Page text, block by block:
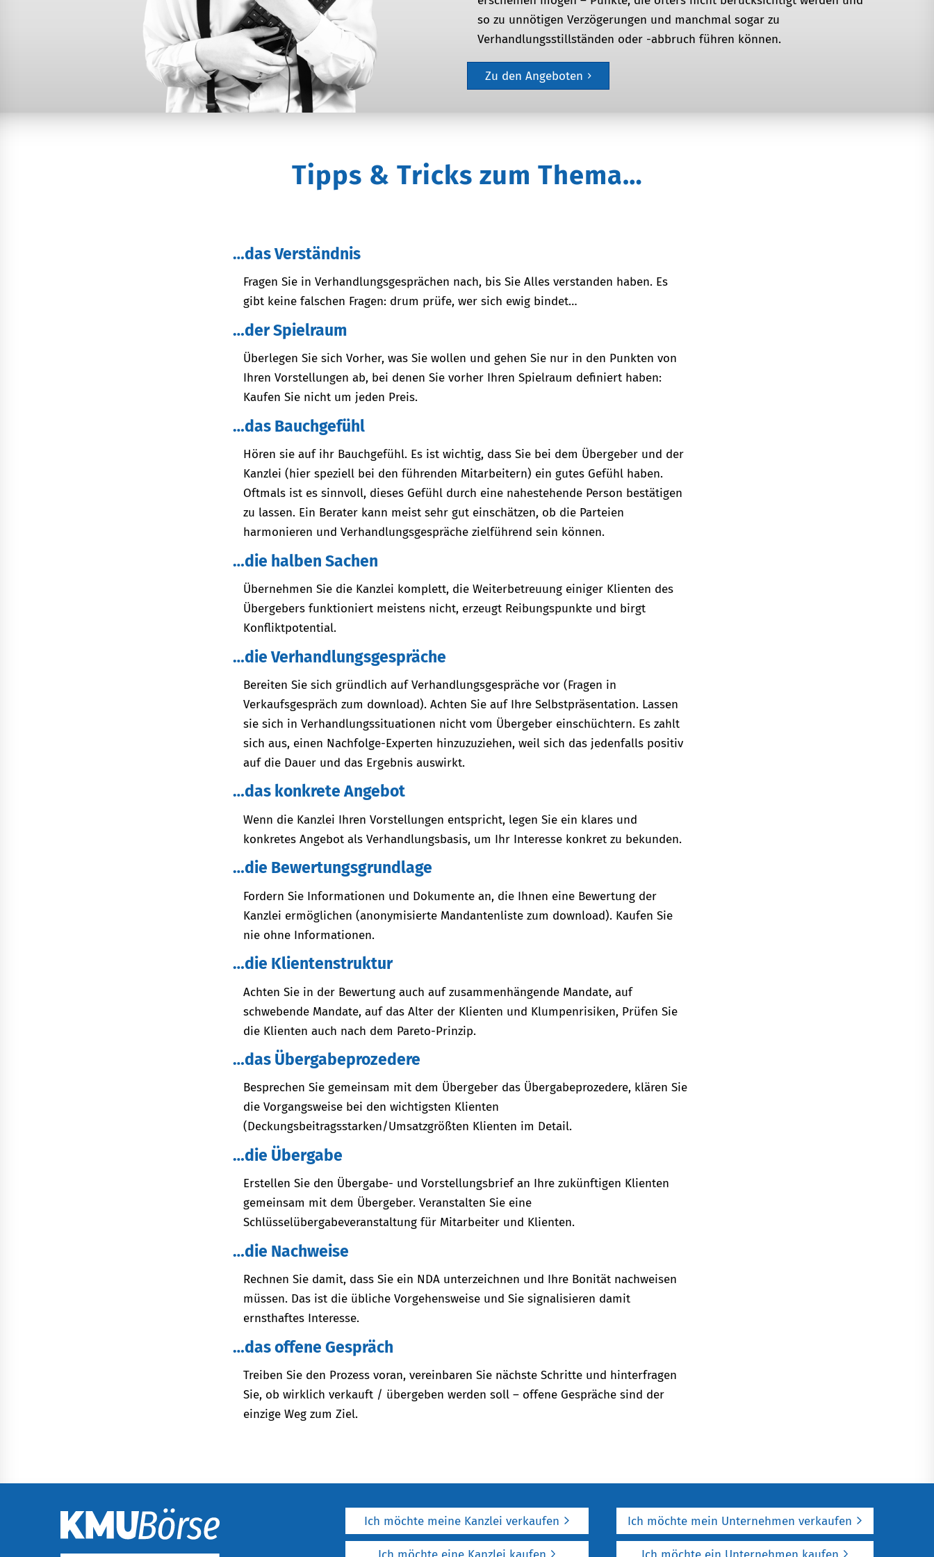
so zu unnötigen Verzögerungen und manchmal sogar zu
Verhandlungsstillständen oder -abbruch führen können.
Zu den Angeboten
Tipps & Tricks zum Thema…
…das Verständnis
Fragen Sie in Verhandlungsgesprächen nach, bis Sie Alles verstanden haben. Es
gibt keine falschen Fragen: drum prüfe, wer sich ewig bindet…
…der Spielraum
Überlegen Sie sich Vorher, was Sie wollen und gehen Sie nur in den Punkten von
Ihren Vorstellungen ab, bei denen Sie vorher Ihren Spielraum definiert haben:
Kaufen Sie nicht um jeden Preis.
…das Bauchgefühl
Hören sie auf ihr Bauchgefühl. Es ist wichtig, dass Sie bei dem Übergeber und der
Kanzlei (hier speziell bei den führenden Mitarbeitern) ein gutes Gefühl haben.
Oftmals ist es sinnvoll, dieses Gefühl durch eine nahestehende Person bestätigen
zu lassen. Ein Berater kann meist sehr gut einschätzen, ob die Parteien
harmonieren und Verhandlungsgespräche zielführend sein können.
…die halben Sachen
Übernehmen Sie die Kanzlei komplett, die Weiterbetreuung einiger Klienten des
Übergebers funktioniert meistens nicht, erzeugt Reibungspunkte und birgt
Konfliktpotential.
…die Verhandlungsgespräche
Bereiten Sie sich gründlich auf Verhandlungsgespräche vor (Fragen in
Verkaufsgespräch zum download). Achten Sie auf Ihre Selbstpräsentation. Lassen
sie sich in Verhandlungssituationen nicht vom Übergeber einschüchtern. Es zahlt
sich aus, einen Nachfolge-Experten hinzuzuziehen, weil sich das jedenfalls positiv
auf die Dauer und das Ergebnis auswirkt.
…das konkrete Angebot
Wenn die Kanzlei Ihren Vorstellungen entspricht, legen Sie ein klares und
konkretes Angebot als Verhandlungsbasis, um Ihr Interesse konkret zu bekunden.
…die Bewertungsgrundlage
Fordern Sie Informationen und Dokumente an, die Ihnen eine Bewertung der
Kanzlei ermöglichen (anonymisierte Mandantenliste zum download). Kaufen Sie
nie ohne Informationen.
…die Klientenstruktur
Achten Sie in der Bewertung auch auf zusammenhängende Mandate, auf
schwebende Mandate, auf das Alter der Klienten und Klumpenrisiken, Prüfen Sie
die Klienten auch nach dem Pareto-Prinzip.
…das Übergabeprozedere
Besprechen Sie gemeinsam mit dem Übergeber das Übergabeprozedere, klären Sie
die Vorgangsweise bei den wichtigsten Klienten
(Deckungsbeitragsstarken/Umsatzgrößten Klienten im Detail.
…die Übergabe
Erstellen Sie den Übergabe- und Vorstellungsbrief an Ihre zukünftigen Klienten
gemeinsam mit dem Übergeber. Veranstalten Sie eine
Schlüsselübergabeveranstaltung für Mitarbeiter und Klienten.
…die Nachweise
Rechnen Sie damit, dass Sie ein NDA unterzeichnen und Ihre Bonität nachweisen
müssen. Das ist die übliche Vorgehensweise und Sie signalisieren damit
ernsthaftes Interesse.
…das offene Gespräch
Treiben Sie den Prozess voran, vereinbaren Sie nächste Schritte und hinterfragen
Sie, ob wirklich verkauft / übergeben werden soll – offene Gespräche sind der
einzige Weg zum Ziel.
Ich möchte meine Kanzlei verkaufen Ich möchte mein Unternehmen verkaufen